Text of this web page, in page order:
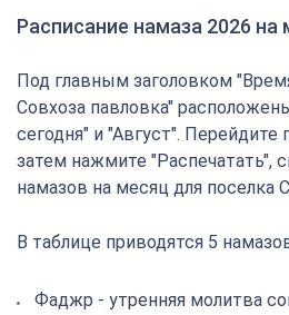
Расписание намаза 2026 на
Под главным заголовком
Совхоза павловка"
сегодня" и "Август". Перейдите
затем нажмите "Распечатать",
намазов на месяц для поселка
В таблице приводятся 5
Фаджр - утренняя молитва